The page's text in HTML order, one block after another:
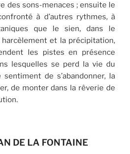
des sons-menaces ; ensuite le
à d’autres rythmes, à
que le sien, dans le
et la précipitation,
les pistes en présence
lesquelles se perd la vie du
de s’abandonner, la
de monter dans la rêverie de
DE LA FONTAINE